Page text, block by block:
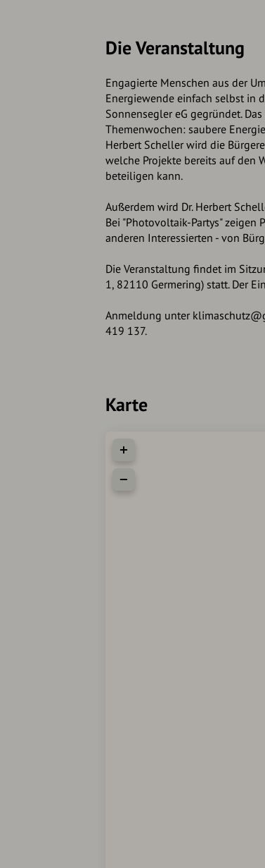
Die Veranstaltung
Engagierte Menschen aus der
Energiewende einfach selbst in
Sonnensegler eG gegründet.
Themenwochen: saubere
Herbert Scheller wird die
welche Projekte bereits auf den
beteiligen kann.
Außerdem wird Dr. Herbert
Bei "Photovoltaik-Partys" zeigen
anderen Interessierten - von
Die Veranstaltung findet im
1, 82110 Germering) statt. Der
Anmeldung unter
419 137.
Karte